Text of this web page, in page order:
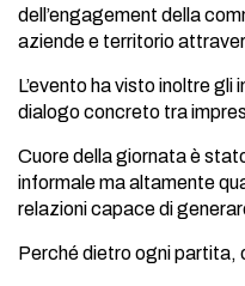
dell’engagement della
aziende e territorio
L’evento ha visto inoltre
dialogo concreto tra
Cuore della giornata è
informale ma altamente
relazioni capace di
Perché dietro ogni partita,